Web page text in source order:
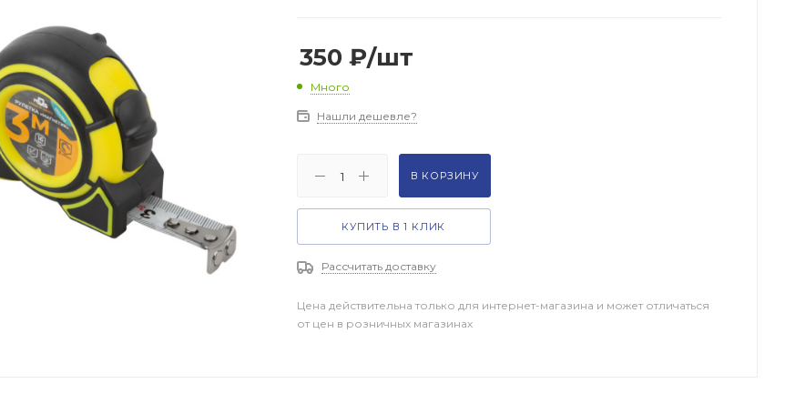
350 ₽/шт
Много
Нашли дешевле?
В КОРЗИНУ
КУПИТЬ В 1 КЛИК
Рассчитать доставку
Цена действительна только для интернет-магазина и может отличаться
от цен в розничных магазинах